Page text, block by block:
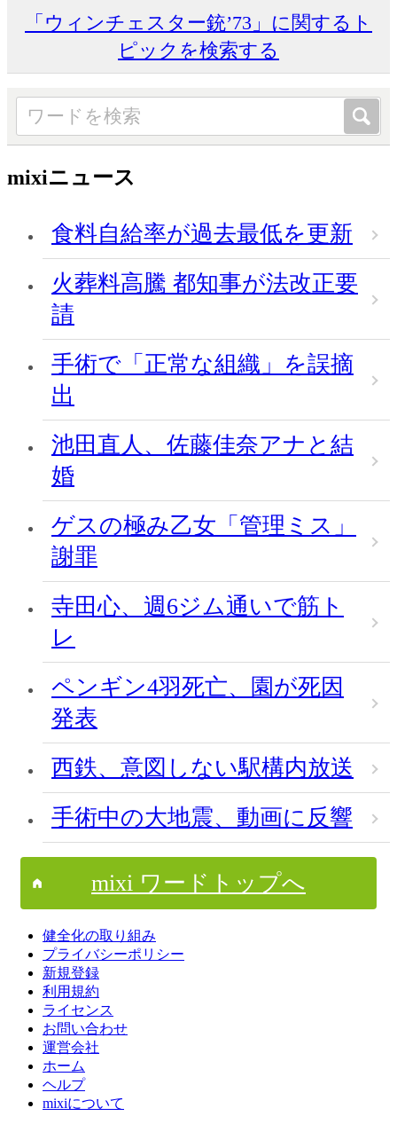
「ウィンチェスター銃’73」に関するト
ピックを検索する
mixiニュース
食料自給率が過去最低を更新
火葬料高騰 都知事が法改正要
請
手術で「正常な組織」を誤摘
出
池田直人、佐藤佳奈アナと結
婚
ゲスの極み乙女「管理ミス」
謝罪
寺田心、週6ジム通いで筋ト
レ
ペンギン4羽死亡、園が死因
発表
西鉄、意図しない駅構内放送
手術中の大地震、動画に反響
mixi ワードトップへ
健全化の取り組み
プライバシーポリシー
新規登録
利用規約
ライセンス
お問い合わせ
運営会社
ホーム
ヘルプ
mixiについて